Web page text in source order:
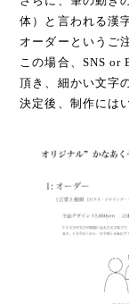
体）と言われる漢
オーダーというご
この場合、SNS or
頂き、細かい文字
決定後、制作には